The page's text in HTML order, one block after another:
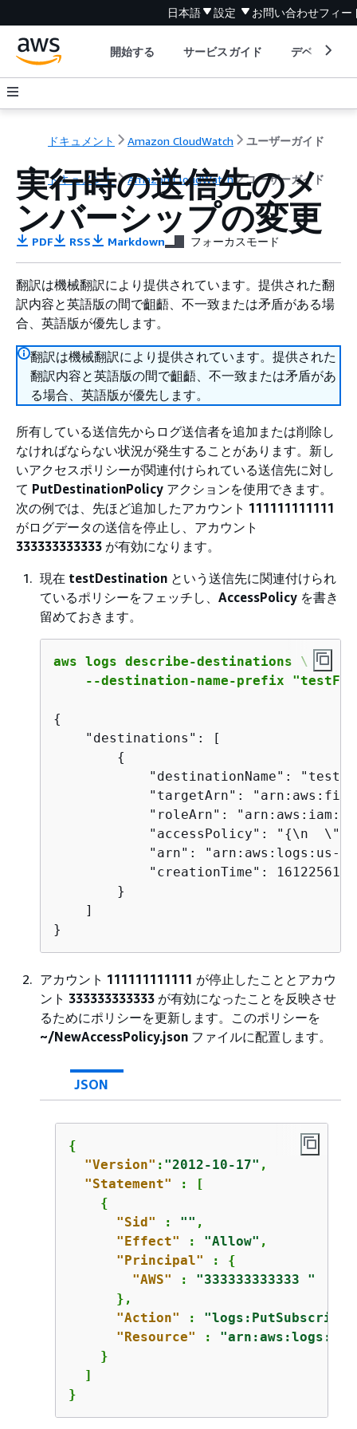
日本語 設定 お問い合わせフィー
開始する サービスガイド デベロッパ
ドキュメント Amazon CloudWatch ユーザーガイド
ドキュメント Amazon CloudWatch ユーザーガイド
実行時の送信先のメ
ンバーシップの変更
PDF RSS Markdown フォーカスモード
翻訳は機械翻訳により提供されています。提供された翻
訳内容と英語版の間で齟齬、不一致または矛盾がある場
合、英語版が優先します。
翻訳は機械翻訳により提供されています。提供された
翻訳内容と英語版の間で齟齬、不一致または矛盾があ
る場合、英語版が優先します。
所有している送信先からログ送信者を追加または削除し
なければならない状況が発生することがあります。新し
いアクセスポリシーが関連付けられている送信先に対し
て PutDestinationPolicy アクションを使用できます。
次の例では、先ほど追加したアカウント 111111111111
がログデータの送信を停止し、アカウント
333333333333 が有効になります。
現在 testDestination という送信先に関連付けられ
ているポリシーをフェッチし、 AccessPolicy を書き
留めておきます。
aws logs describe-destinations \
--destination-name-prefix
{
    "destinations": [
{
"destinationName":
"targetArn":
"roleArn":
            "accessPolicy": "
{\n
"arn": "arn:aws:logs:us-
"creationTime":
        }
    ]
アカウント 111111111111 が停止したこととアカウ
ント 333333333333 が有効になったことを反映させ
るためにポリシーを更新します。このポリシーを
~/NewAccessPolicy.json ファイルに配置します。
JSON
{
"Version" : "2012-10-17" ,
"Statement" : [
{
"Sid" : "" ,
"Effect" : "Allow" ,
"Principal" : {
"AWS" : "333333333333 "
      },
"Action" :
"Resource" :
    }
  ]
}